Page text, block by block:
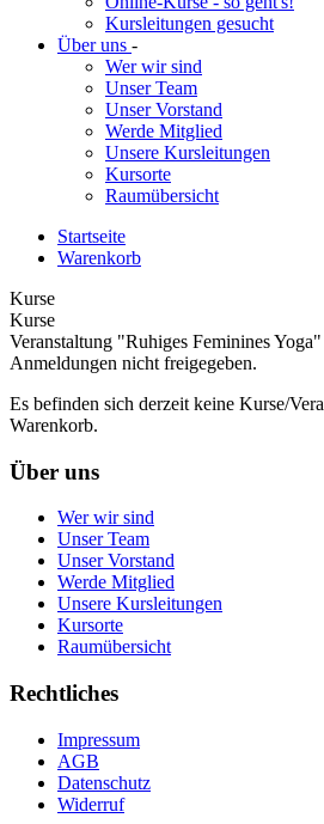
Kursleitungen gesucht
Über uns -
Wer wir sind
Unser Team
Unser Vorstand
Werde Mitglied
Unsere Kursleitungen
Kursorte
Raumübersicht
Startseite
Warenkorb
Kurse
Kurse
Veranstaltung "Ruhiges Feminines
Anmeldungen nicht freigegeben.
Es befinden sich derzeit keine Kurse/
Warenkorb.
Über uns
Wer wir sind
Unser Team
Unser Vorstand
Werde Mitglied
Unsere Kursleitungen
Kursorte
Raumübersicht
Rechtliches
Impressum
AGB
Datenschutz
Widerruf